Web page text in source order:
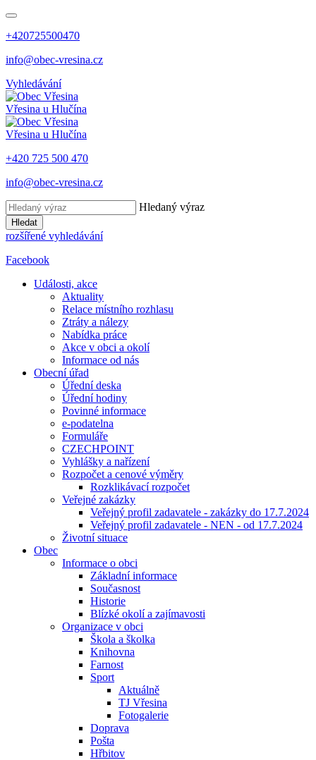
+420725500470
info@obec-vresina.cz
Vyhledávání
Vřesina u Hlučína
Vřesina u Hlučína
+420 725 500 470
info@obec-vresina.cz
Hledaný výraz
Hledat
rozšířené vyhledávání
Facebook
Události, akce
Aktuality
Relace místního rozhlasu
Ztráty a nálezy
Nabídka práce
Akce v obci a okolí
Informace od nás
Obecní úřad
Úřední deska
Úřední hodiny
Povinné informace
e-podatelna
Formuláře
CZECHPOINT
Vyhlášky a nařízení
Rozpočet a cenové výměry
Rozklikávací rozpočet
Veřejné zakázky
Veřejný profil zadavatele - zakázky do 17.7.2024
Veřejný profil zadavatele - NEN - od 17.7.2024
Životní situace
Obec
Informace o obci
Základní informace
Současnost
Historie
Blízké okolí a zajímavosti
Organizace v obci
Škola a školka
Knihovna
Farnost
Sport
Aktuálně
TJ Vřesina
Fotogalerie
Doprava
Pošta
Hřbitov